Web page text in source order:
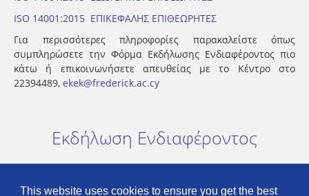
This website uses cookies to ensure you get the best
ISO 14001:2015 ΕΠΙΚΕΦΑΛΗΣ ΕΠΙΘΕΩΡΗΤΕΣ
Για περισσότερες πληροφορίες παρακαλείστε όπως
συμπληρώσετε την Φόρμα Εκδήλωσης Ενδιαφέροντος πιο
κάτω ή επικοινωνήσετε απευθείας με το Κέντρο στο
22394489, ekek@frederick.ac.cy
Εκδήλωση Ενδιαφέροντος